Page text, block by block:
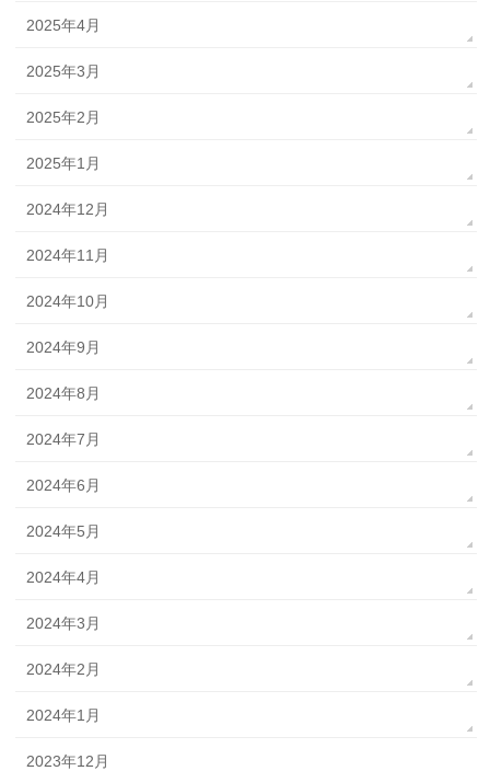
2025年4月
2025年3月
2025年2月
2025年1月
2024年12月
2024年11月
2024年10月
2024年9月
2024年8月
2024年7月
2024年6月
2024年5月
2024年4月
2024年3月
2024年2月
2024年1月
2023年12月